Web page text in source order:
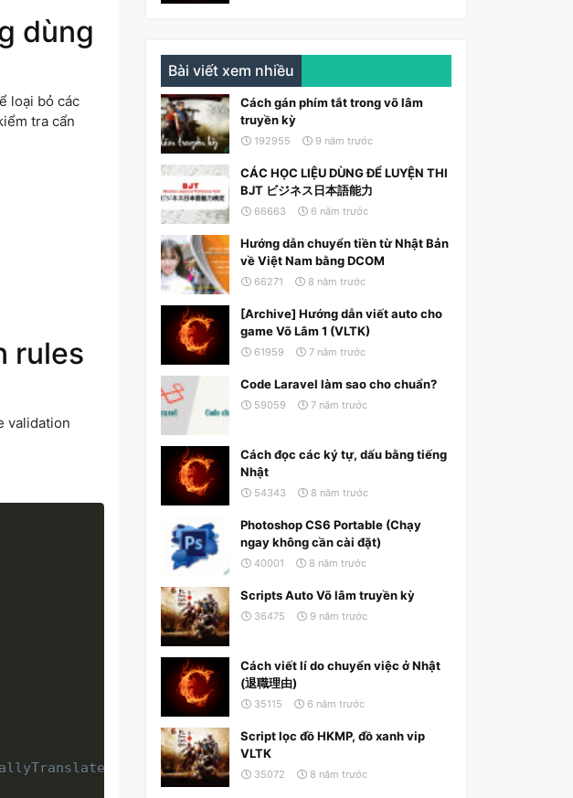
dùng
loại bỏ các
tra cẩn
rules
validation
$fail
Bài viết xem nhiều
Cách gán phím tắt trong võ lâm
truyền kỳ
192955 9 năm trước
CÁC HỌC LIỆU DÙNG ĐỂ LUYỆN THI
BJT ビジネス日本語能力
66663 6 năm trước
Hướng dẫn chuyển tiền từ Nhật Bản
về Việt Nam bằng DCOM
66271 8 năm trước
[Archive] Hướng dẫn viết auto cho
game Võ Lâm 1 (VLTK)
61959 7 năm trước
Code Laravel làm sao cho chuẩn?
59059 7 năm trước
Cách đọc các ký tự, dấu bằng tiếng
Nhật
54343 8 năm trước
Photoshop CS6 Portable (Chạy
ngay không cần cài đặt)
40001 8 năm trước
Scripts Auto Võ lâm truyền kỳ
36475 9 năm trước
Cách viết lí do chuyển việc ở Nhật
(退職理由)
35115 6 năm trước
Script lọc đồ HKMP, đồ xanh vip
VLTK
35072 8 năm trước